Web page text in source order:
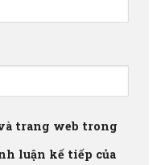
trang web trong
luận kế tiếp của